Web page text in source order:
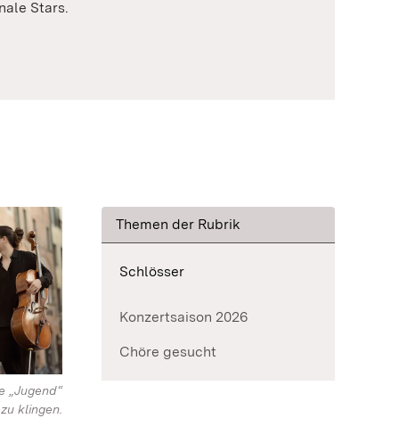
Stars.
„Jugend“
klingen.
Themen der Rubrik
Schlösser
Konzertsaison 2026
Chöre gesucht